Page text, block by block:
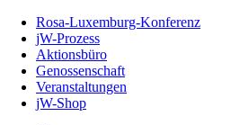
Inhalt
Seite
Rosa-Luxemburg-Konferenz
jW-Prozess
Aktionsbüro
Genossenschaft
Veranstaltungen
jW-Shop